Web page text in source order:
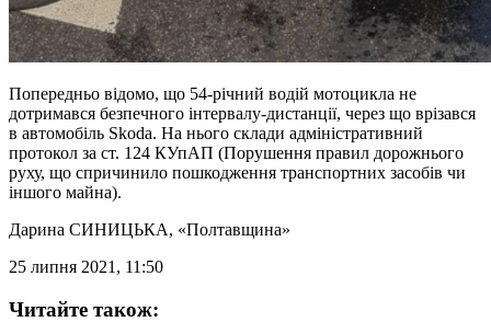
Попередньо відомо, що 54-річний водій мотоцикла не
дотримався безпечного інтервалу-дистанції, через що врізався
в автомобіль Skoda. На нього склади адміністративний
протокол за ст. 124 КУпАП (Порушення правил дорожнього
руху, що спричинило пошкодження транспортних засобів чи
іншого майна).
Дарина СИНИЦЬКА, «Полтавщина»
25 липня 2021, 11:50
Читайте також: